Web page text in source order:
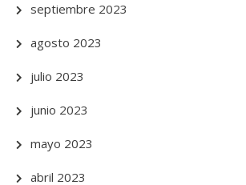
septiembre 2023
agosto 2023
julio 2023
junio 2023
mayo 2023
abril 2023